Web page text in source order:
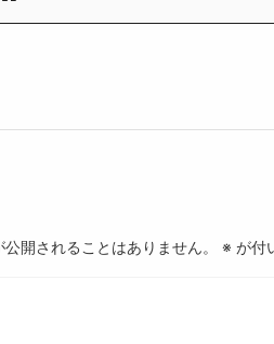
開されることはありません。 ※ が付